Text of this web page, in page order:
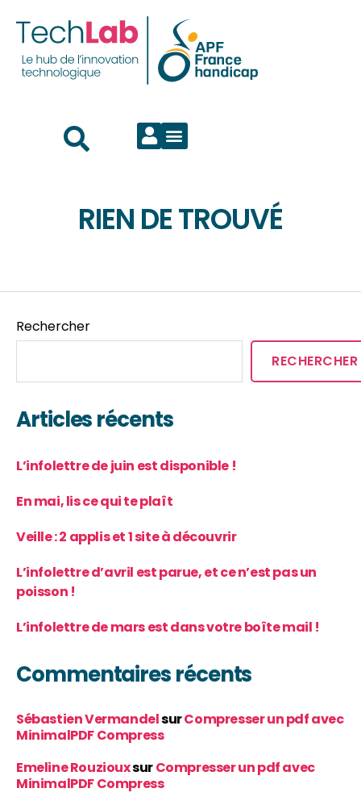
RIEN DE TROUVÉ
Rechercher
RECHERCHER
Articles récents
L’infolettre de juin est disponible !
En mai, lis ce qui te plaît
Veille : 2 applis et 1 site à découvrir
L’infolettre d’avril est parue, et ce n’est pas un
poisson !
L’infolettre de mars est dans votre boîte mail !
Commentaires récents
Sébastien VermandelsurCompresser un pdf avec
MinimalPDF Compress
Emeline RouziouxsurCompresser un pdf avec
MinimalPDF Compress